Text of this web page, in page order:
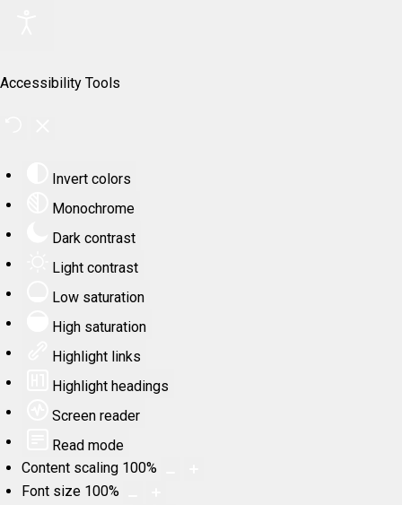
Accessibility Tools
Invert colors
Monochrome
Dark contrast
Light contrast
Low saturation
High saturation
Highlight links
Highlight headings
Screen reader
Read mode
Content scaling 100%
Font size 100%